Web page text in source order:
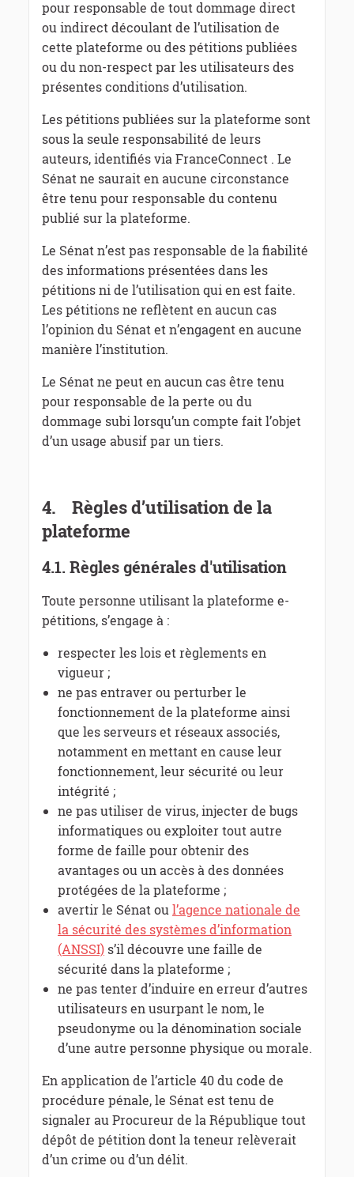
pour responsable de tout dommage direct
ou indirect découlant de l’utilisation de
cette plateforme ou des pétitions publiées
ou du non-respect par les utilisateurs des
présentes conditions d’utilisation.
Les pétitions publiées sur la plateforme sont
sous la seule responsabilité de leurs
auteurs, identifiés via FranceConnect . Le
Sénat ne saurait en aucune circonstance
être tenu pour responsable du contenu
publié sur la plateforme.
Le Sénat n’est pas responsable de la fiabilité
des informations présentées dans les
pétitions ni de l’utilisation qui en est faite.
Les pétitions ne reflètent en aucun cas
l’opinion du Sénat et n’engagent en aucune
manière l’institution.
Le Sénat ne peut en aucun cas être tenu
pour responsable de la perte ou du
dommage subi lorsqu’un compte fait l’objet
d’un usage abusif par un tiers.
4.
Règles d’utilisation de la
plateforme
4.1. Règles générales d'utilisation
Toute personne utilisant la plateforme e-
pétitions, s’engage à :
respecter les lois et règlements en
vigueur ;
ne pas entraver ou perturber le
fonctionnement de la plateforme ainsi
que les serveurs et réseaux associés,
notamment en mettant en cause leur
fonctionnement, leur sécurité ou leur
intégrité ;
ne pas utiliser de virus, injecter de bugs
informatiques ou exploiter tout autre
forme de faille pour obtenir des
avantages ou un accès à des données
protégées de la plateforme ;
avertir le Sénat ou l’agence nationale de
la sécurité des systèmes d’information
(ANSSI) s’il découvre une faille de
sécurité dans la plateforme ;
ne pas tenter d’induire en erreur d’autres
utilisateurs en usurpant le nom, le
pseudonyme ou la dénomination sociale
d’une autre personne physique ou morale.
En application de l’article 40 du code de
procédure pénale, le Sénat est tenu de
signaler au Procureur de la République tout
dépôt de pétition dont la teneur relèverait
d’un crime ou d’un délit.